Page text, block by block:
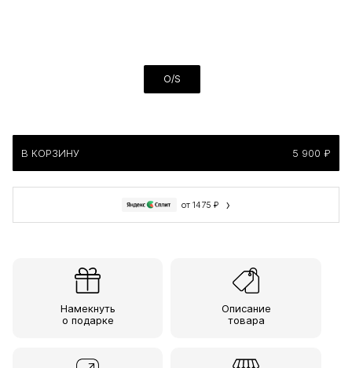
O/S
В КОРЗИНУ 5 900 ₽
от 1475 ₽ ›
Намекнуть
о подарке
Описание
товара